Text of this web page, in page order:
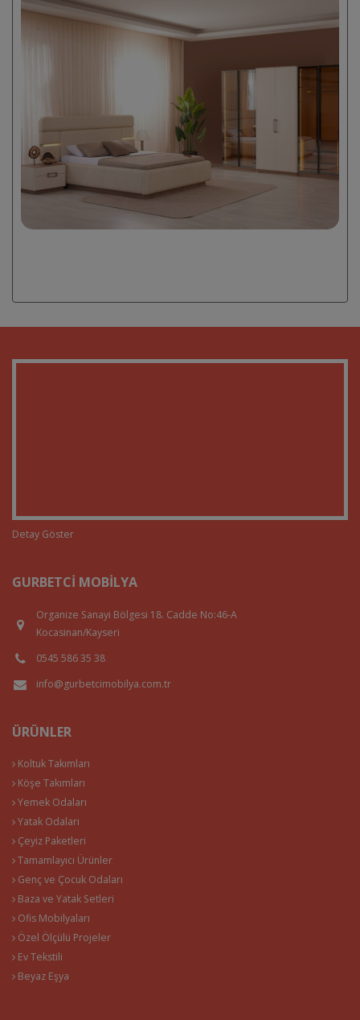
Detay Göster
GURBETCI MOBILYA
Organize Sanayi Bölgesi 18. Cadde No:46-A
Kocasinan/Kayseri
0545 586 35 38
info@gurbetcimobilya.com.tr
ÜRÜNLER
Koltuk Takımları
Köşe Takımları
Yemek Odaları
Yatak Odaları
Çeyiz Paketleri
Tamamlayıcı Ürünler
Genç ve Çocuk Odaları
Baza ve Yatak Setleri
Ofis Mobilyaları
Özel Ölçülü Projeler
Ev Tekstili
Beyaz Eşya